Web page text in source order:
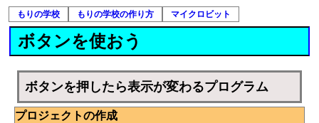
もりの学校 もりの学校の作り方 マイクロビット
ボタンを使おう
ボタンを押したら表示が変わるプログラム
プロジェクトの作成